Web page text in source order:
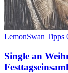
LemonSwan Tipps
Single an